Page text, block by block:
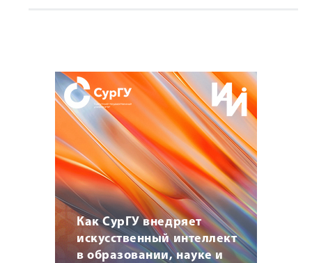
Как СурГУ внедряет
искусственный интеллект
в образовании, науке и